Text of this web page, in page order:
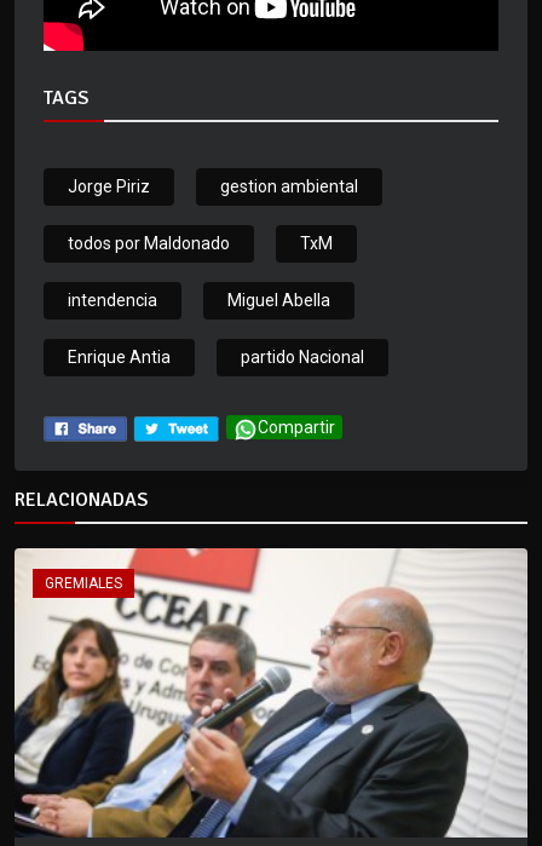
TAGS
Jorge Piriz gestion ambiental
todos por Maldonado TxM
intendencia Miguel Abella
Enrique Antia partido Nacional
Compartir
RELACIONADAS
GREMIALES